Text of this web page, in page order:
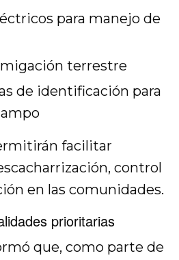
para manejo de
terrestre
de identificación para
facilitar
control
en las comunidades.
prioritarias
que, como parte de